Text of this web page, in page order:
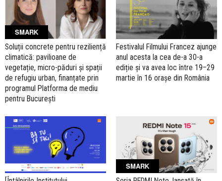
SMARK
Soluții concrete pentru reziliență
climatică: pavilioane de
vegetație, micro-păduri și spații
de refugiu urban, finanțate prin
programul Platforma de mediu
pentru București
Festivalul Filmului Francez ajunge
anul acesta la cea de-a 30-a
ediție și va avea loc între 19–29
martie în 16 orașe din România
SMARK